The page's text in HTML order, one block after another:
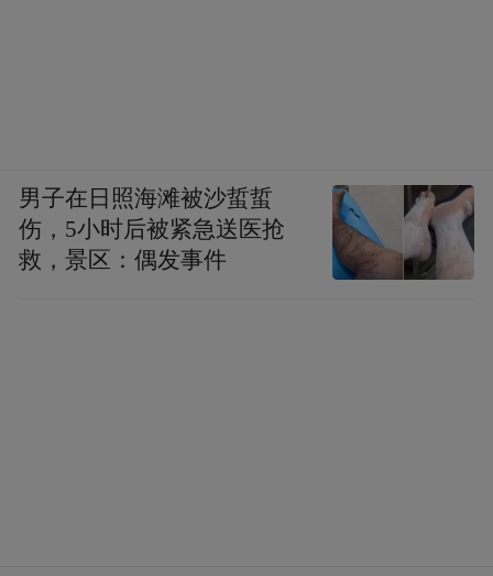
男子在日照海滩被沙蜇蜇
伤，5小时后被紧急送医抢
救，景区：偶发事件